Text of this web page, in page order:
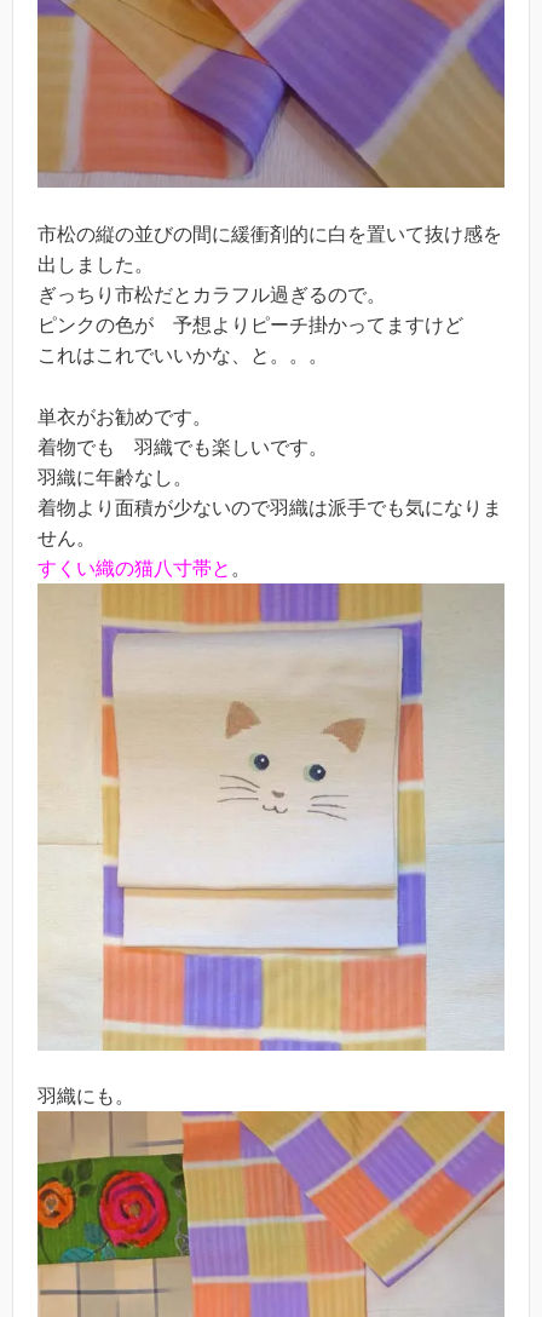
市松の縦の並びの間に緩衝剤的に白を置いて抜け感を
出しました。
ぎっちり市松だとカラフル過ぎるので。
ピンクの色が 予想よりピーチ掛かってますけど
これはこれでいいかな、と。。。
単衣がお勧めです。
着物でも 羽織でも楽しいです。
羽織に年齢なし。
着物より面積が少ないので羽織は派手でも気になりま
せん。
すくい織の猫八寸帯と 。
羽織にも。